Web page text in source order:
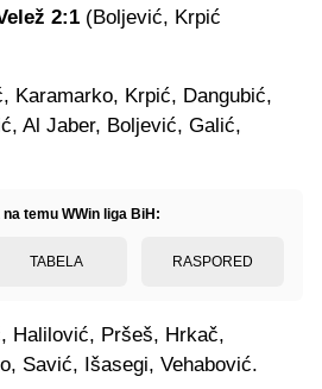
2:1 (Boljević, Krpić
Karamarko, Krpić, Dangubić,
Al Jaber, Boljević, Galić,
temu WWin liga BiH:
TABELA RASPORED
Halilović, Pršeš, Hrkač,
Savić, Išasegi, Vehabović.